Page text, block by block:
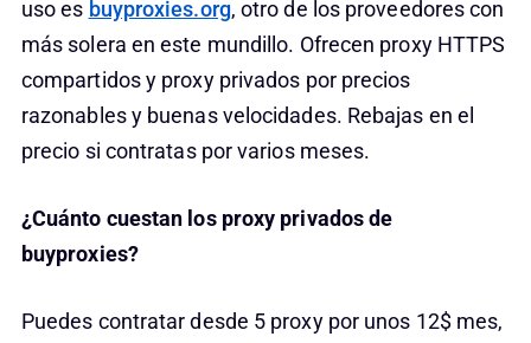
uso es buyproxies.org, otro de los proveedores con
más solera en este mundillo. Ofrecen proxy HTTPS
compartidos y proxy privados por precios
razonables y buenas velocidades. Rebajas en el
precio si contratas por varios meses.
¿Cuánto cuestan los proxy privados de
buyproxies?
Puedes contratar desde 5 proxy por unos 12$ mes,